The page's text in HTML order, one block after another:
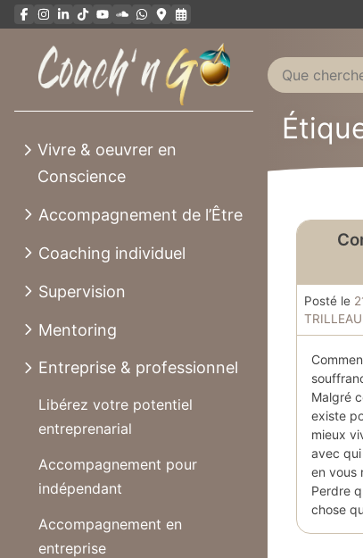
contenu
Vivre & oeuvrer en
Conscience
Accompagnement de l’Être
Coaching individuel
Supervision
Mentoring
Entreprise & professionnel
Libérez votre potentiel
entreprenarial
Accompagnement pour
indépendant
Accompagnement en
entreprise
Posté le
TRILLEAU
Malgré
existe
mieux
avec
en vous
Perdre
chose